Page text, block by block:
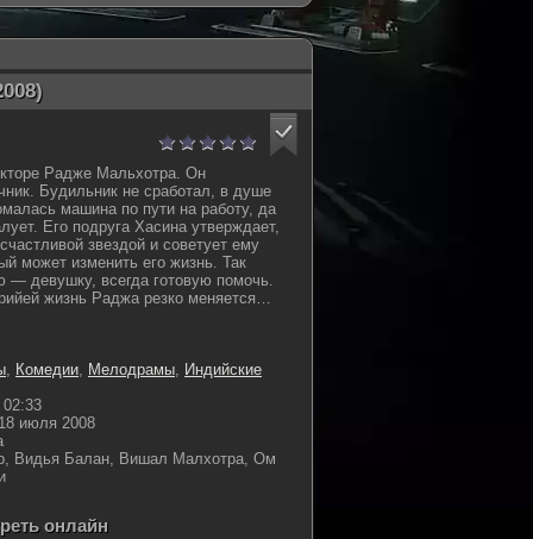
Радже Мальхотра. Он
Будильник не сработал, в душе
машина по пути на работу, да
Его подруга Хасина утверждает,
звездой и советует ему
может изменить его жизнь. Так
— девушку, всегда готовую помочь.
жизнь Раджа резко меняется…
, Комедии, Мелодрамы, Индийские
02:33
июля 2008
Видья Балан, Вишал Малхотра, Ом
онлайн